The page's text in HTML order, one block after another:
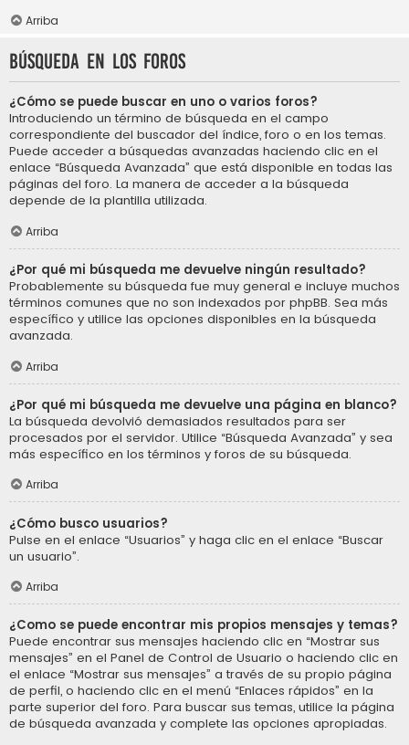
Arriba
Búsqueda en los foros
¿Cómo se puede buscar en uno o varios foros?
Introduciendo un término de búsqueda en el campo
correspondiente del buscador del índice, foro o en los temas.
Puede acceder a búsquedas avanzadas haciendo clic en el
enlace “Búsqueda Avanzada” que está disponible en todas las
páginas del foro. La manera de acceder a la búsqueda
depende de la plantilla utilizada.
Arriba
¿Por qué mi búsqueda me devuelve ningún resultado?
Probablemente su búsqueda fue muy general e incluye muchos
términos comunes que no son indexados por phpBB. Sea más
específico y utilice las opciones disponibles en la búsqueda
avanzada.
Arriba
¿Por qué mi búsqueda me devuelve una página en blanco?
La búsqueda devolvió demasiados resultados para ser
procesados por el servidor. Utilice “Búsqueda Avanzada” y sea
más específico en los términos y foros de su búsqueda.
Arriba
¿Cómo busco usuarios?
Pulse en el enlace “Usuarios” y haga clic en el enlace “Buscar
un usuario”.
Arriba
¿Como se puede encontrar mis propios mensajes y temas?
Puede encontrar sus mensajes haciendo clic en “Mostrar sus
mensajes” en el Panel de Control de Usuario o haciendo clic en
el enlace “Mostrar sus mensajes” a través de su propio página
de perfil, o haciendo clic en el menú “Enlaces rápidos” en la
parte superior del foro. Para buscar sus temas, utilice la página
de búsqueda avanzada y complete las opciones apropiadas.